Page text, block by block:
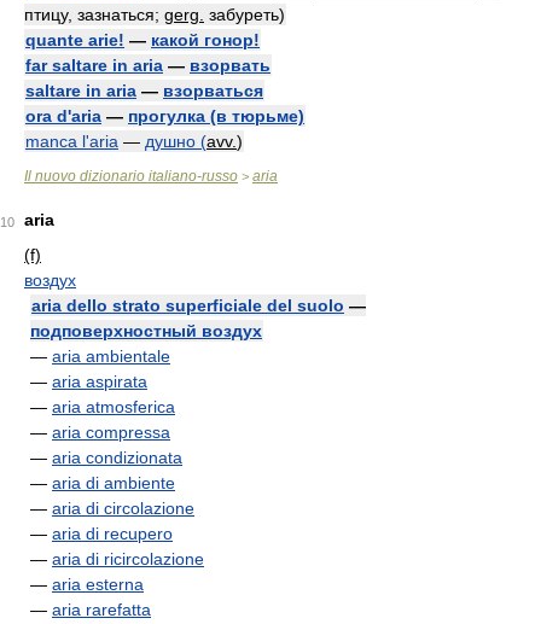
птицу, зазнаться; gerg. забуреть)
quante arie! — какой гонор!
far saltare in aria — взорвать
saltare in aria — взорваться
ora d'aria — прогулка (в тюрьме)
manca l'aria — душно (avv.)
Il nuovo dizionario italiano-russo > aria
10
aria
(f)
воздух
aria dello strato superficiale del suolo —
подповерхностный воздух
— aria ambientale
— aria aspirata
— aria atmosferica
— aria compressa
— aria condizionata
— aria di ambiente
— aria di circolazione
— aria di recupero
— aria di ricircolazione
— aria esterna
— aria rarefatta